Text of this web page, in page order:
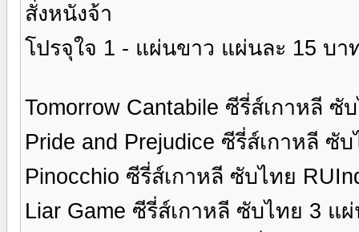
สั่งหนังจ้า
โปรจุใจ 1 - แผ่นขาว แผ่นละ 15 บ
Tomorrow Cantabile ซีรี่ส์เกาหลี ซั
Pride and Prejudice ซีรี่ส์เกาหลี ซั
Pinocchio ซีรี่ส์เกาหลี ซับไทย
Liar Game ซีรี่ส์เกาหลี ซับไทย 3 แ